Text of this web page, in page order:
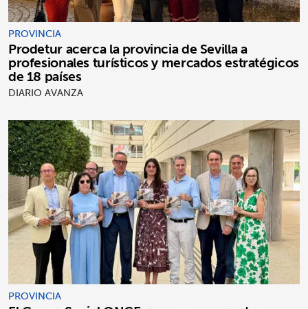
PROVINCIA
Prodetur acerca la provincia de Sevilla a
profesionales turísticos y mercados estratégicos
de 18 países
DIARIO AVANZA
PROVINCIA